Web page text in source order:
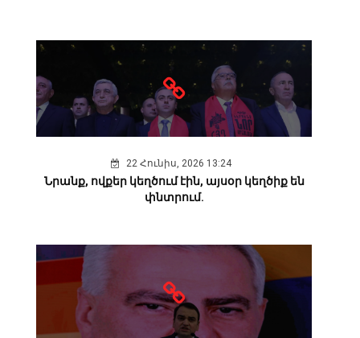
22 Հունիս, 2026 13:24
Նրանք, ովքեր կեղծում էին, այսօր կեղծիք են
փնտրում.